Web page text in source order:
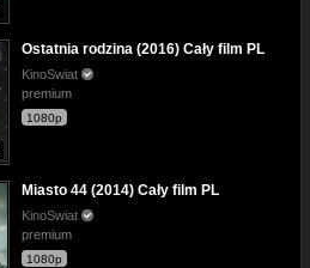
Ostatnia rodzina (2016) Cały film PL
KinoSwiat
premium
1080p
Miasto 44 (2014) Cały film PL
KinoSwiat
premium
1080p